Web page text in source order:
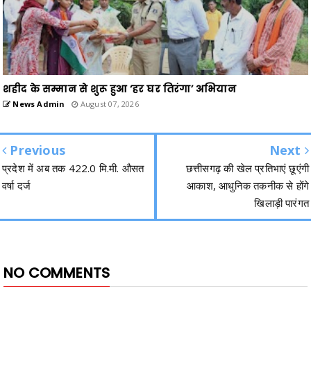
शहीद के सम्मान से शुरू हुआ ‘हर घर तिरंगा’ अभियान
News Admin August 07, 2026
Previous
प्रदेश में अब तक 422.0 मि.मी. औसत
वर्षा दर्ज
Next
छत्तीसगढ़ की खेल प्रतिभाएं छूएंगी
आकाश, आधुनिक तकनीक से होंगे
खिलाड़ी पारंगत
NO COMMENTS